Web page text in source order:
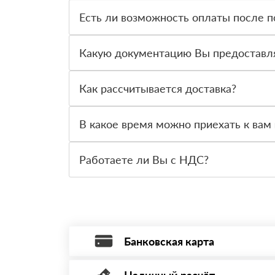
Есть ли возможность оплаты после
вправе от него отказаться.
Какую документацию Вы
Как рассчитывается доставка?
стоимости и сроков доставки, которые
В какое время можно приехать к вам
Работаете ли Вы с НДС?
Банковская карта